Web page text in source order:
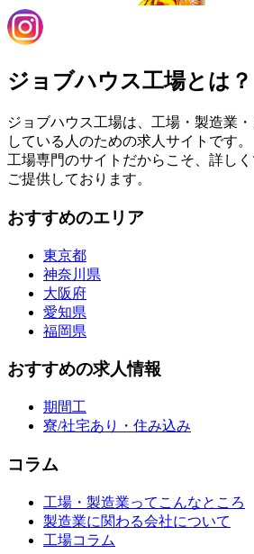
ジョブハウス工場とは？
ジョブハウス工場は、工場・製造業
している人のための求人サイトです。
工場専門のサイトだからこそ、詳し
ご提供しております。
おすすめのエリア
東京都
神奈川県
大阪府
愛知県
福岡県
おすすめの求人情報
期間工
寮/社宅あり・住み込み
コラム
工場・製造業ってこんなところ
製造業に関わる会社について
工場コラム